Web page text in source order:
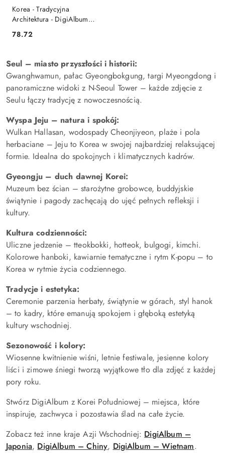
Korea - Tradycyjna
Architektura - DigiAlbum
Cena:
78.72
Seul – miasto przyszłości i historii:
Gwanghwamun, pałac Gyeongbokgung, targi Myeongdong i
panoramiczne widoki z N-Seoul Tower – każde zdjęcie z
Seulu łączy tradycję z nowoczesnością.
Wyspa Jeju – natura i spokój:
Wulkan Hallasan, wodospady Cheonjiyeon, plaże i pola
herbaciane – Jeju to Korea w swojej najbardziej relaksującej
formie. Idealna do spokojnych i klimatycznych kadrów.
Gyeongju – duch dawnej Korei:
Muzeum bez ścian – starożytne grobowce, buddyjskie
świątynie i pagody zachęcają do ujęć pełnych refleksji i
kultury.
Kultura codzienności:
Uliczne jedzenie – tteokbokki, hotteok, bulgogi, kimchi.
Kolorowe hanboki, kawiarnie tematyczne i rytm K-popu – to
Korea w rytmie życia codziennego.
Tradycje i estetyka:
Ceremonie parzenia herbaty, świątynie w górach, styl hanok
– to kadry, które emanują spokojem i głęboką estetyką
kultury wschodniej.
Sezonowość i kolory:
Wiosenne kwitnienie wiśni, letnie festiwale, jesienne kolory
liści i zimowe śniegi tworzą wyjątkowe tło dla zdjęć z każdej
pory roku.
Stwórz DigiAlbum z Korei Południowej – miejsca, które
inspiruje, zachwyca i pozostawia ślad na całe życie.
Zobacz też inne kraje Azji Wschodniej: DigiAlbum –
Japonia, DigiAlbum – Chiny, DigiAlbum – Wietnam.